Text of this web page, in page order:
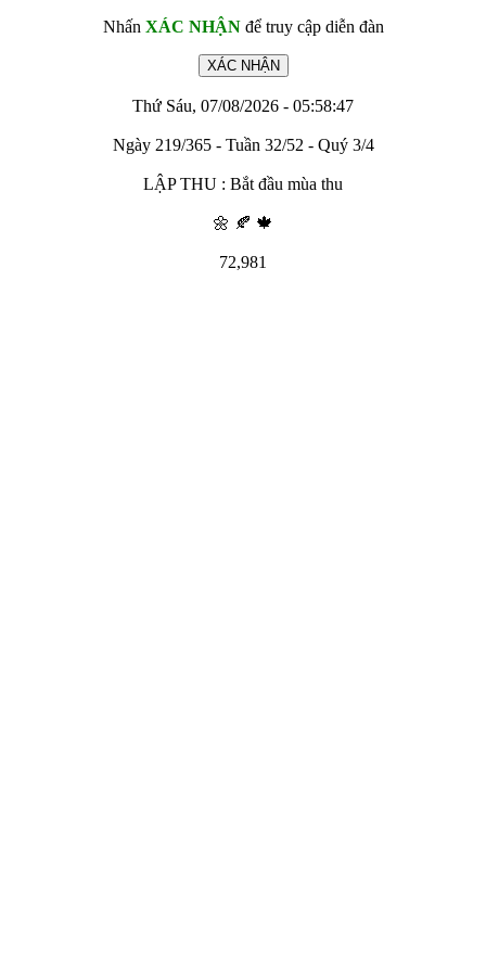
Nhấn XÁC NHẬNđể truy cập diễn đàn
Thứ Sáu, 07/08/2026 - 05:58:47
Ngày 219/365 - Tuần 32/52 - Quý 3/4
LẬP THU : Bắt đầu mùa thu
🌼 🍂 🍁
72,981